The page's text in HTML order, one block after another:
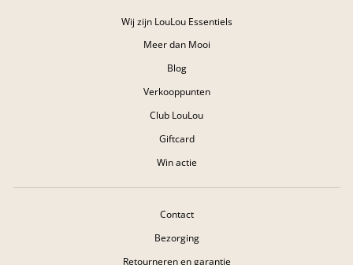
Wij zijn LouLou Essentiels
Meer dan Mooi
Blog
Verkooppunten
Club LouLou
Giftcard
Win actie
Contact
Bezorging
Retourneren en garantie